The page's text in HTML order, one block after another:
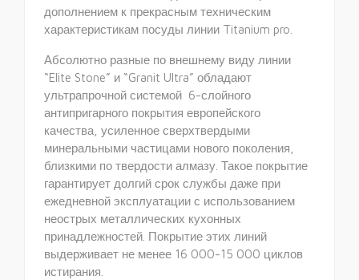
дополнением к прекрасным техническим
характеристикам посуды линии Titanium pro.
Абсолютно разные по внешнему виду линии
“Elite Stone” и “Granit Ultra” обладают
ультрапрочной системой 6-слойного
антипригарного покрытия европейского
качества, усиленное сверхтвердыми
минеральными частицами нового поколения,
близкими по твердости алмазу. Такое покрытие
гарантирует долгий срок службы даже при
ежедневной эксплуатации с использованием
неострых металлических кухонных
принадлежностей. Покрытие этих линий
выдерживает не менее 16 000-15 000 циклов
истирания.